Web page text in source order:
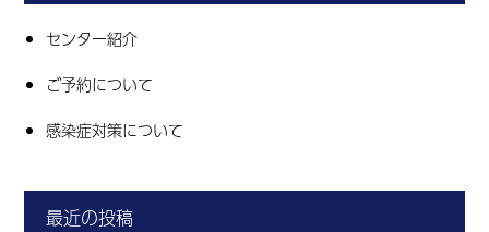
センター紹介
ご予約について
感染症対策について
最近の投稿